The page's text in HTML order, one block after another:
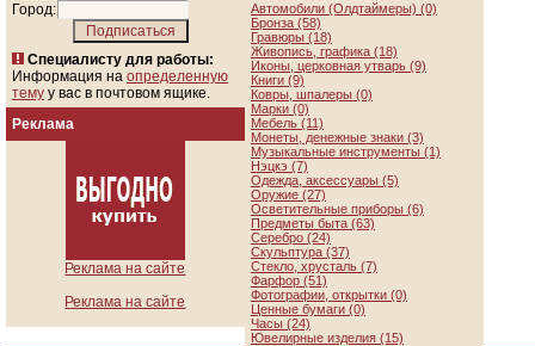
Город:
Специалисту для работы:
Информация на определенную
тему у вас в почтовом ящике.
Реклама
Реклама на сайте
Реклама на сайте
Автомобили (Олдтаймеры) (0)
Бронза (58)
Гравюры (18)
Живопись, графика (18)
Иконы, церковная утварь (9)
Книги (9)
Ковры, шпалеры (0)
Марки (0)
Мебель (11)
Монеты, денежные знаки (3)
Музыкальные инструменты (1)
Нэцкэ (7)
Одежда, аксессуары (5)
Оружие (27)
Осветительные приборы (6)
Предметы быта (63)
Серебро (24)
Скульптура (37)
Стекло, хрусталь (7)
Фарфор (51)
Фотографии, открытки (0)
Ценные бумаги (0)
Часы (24)
Ювелирные изделия (15)